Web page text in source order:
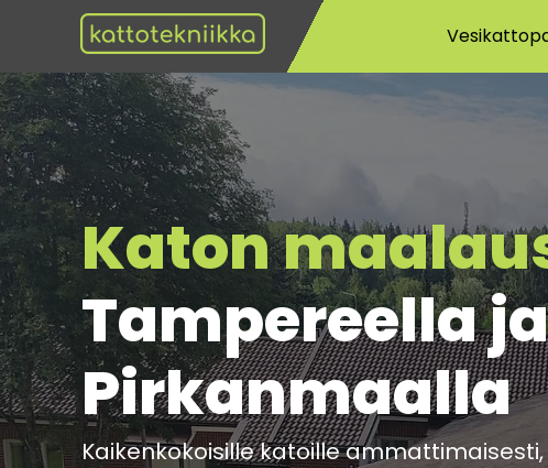
Katon
Tampereella
Pirkanmaalla
Kaikenkokoisille katoille